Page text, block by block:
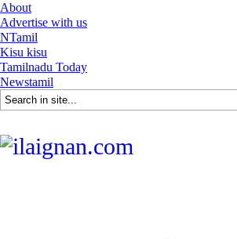
About
Advertise with us
NTamil
Kisu kisu
Tamilnadu Today
Newstamil